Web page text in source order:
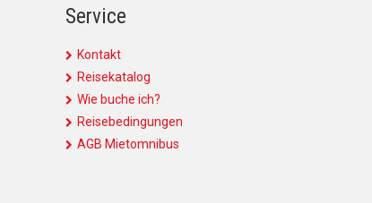
Service
Kontakt
Reisekatalog
Wie buche ich?
Reisebedingungen
AGB Mietomnibus